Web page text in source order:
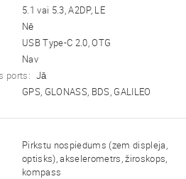
5.1 vai 5.3, A2DP, LE
Nē
USB Type-C 2.0, OTG
Nav
ports:
Jā
GPS, GLONASS, BDS, GALILEO
Pirkstu nospiedums (zem displeja,
optisks), akselerometrs, žiroskops,
kompass